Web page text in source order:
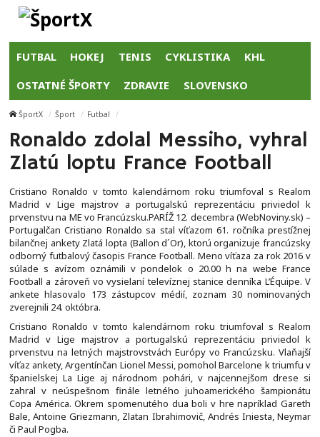
FUTBAL HOKEJ TENIS CYKLISTIKA KHL
OSTATNÉ ŠPORTY ZDRAVIE SLOVENSKO
ŠportX Šport Futbal
Ronaldo zdolal Messiho, vyhral
Zlatú loptu France Football
Cristiano Ronaldo v tomto kalendárnom roku triumfoval s Realom
Madrid v Lige majstrov a portugalskú reprezentáciu priviedol k
prvenstvu na ME vo Francúzsku.PARÍŽ 12. decembra (WebNoviny.sk) –
Portugalčan Cristiano Ronaldo sa stal víťazom 61. ročníka prestížnej
bilančnej ankety Zlatá lopta (Ballon d´Or), ktorú organizuje francúzsky
odborný futbalový časopis France Football. Meno víťaza za rok 2016 v
súlade s avízom oznámili v pondelok o 20.00 h na webe France
Football a zároveň vo vysielaní televíznej stanice denníka L’Équipe. V
ankete hlasovalo 173 zástupcov médií, zoznam 30 nominovaných
zverejnili 24. októbra.
Cristiano Ronaldo v tomto kalendárnom roku triumfoval s Realom
Madrid v Lige majstrov a portugalskú reprezentáciu priviedol k
prvenstvu na letných majstrovstvách Európy vo Francúzsku. Vlaňajší
víťaz ankety, Argentínčan Lionel Messi, pomohol Barcelone k triumfu v
španielskej La Lige aj národnom pohári, v najcennejšom drese si
zahral v neúspešnom finále letného juhoamerického šampionátu
Copa América. Okrem spomenutého dua boli v hre napríklad Gareth
Bale, Antoine Griezmann, Zlatan Ibrahimovič, Andrés Iniesta, Neymar
či Paul Pogba.